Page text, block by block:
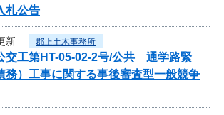
札公告
新 郡上土木事務所
交工第HT-05-02-2号/公共 通学路緊
務）工事に関する事後審査型一般競争